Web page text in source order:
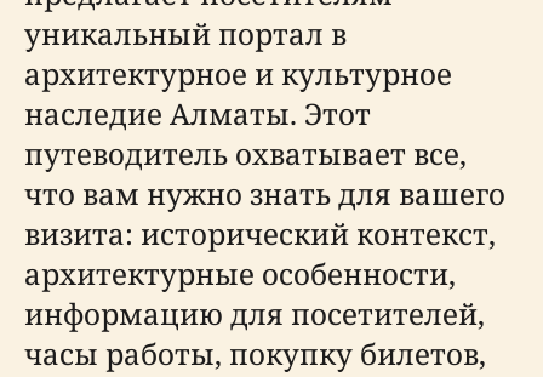
уникальный портал в
архитектурное и культурное
наследие Алматы. Этот
путеводитель охватывает все,
что вам нужно знать для вашего
визита: исторический контекст,
архитектурные особенности,
информацию для посетителей,
часы работы, покупку билетов,